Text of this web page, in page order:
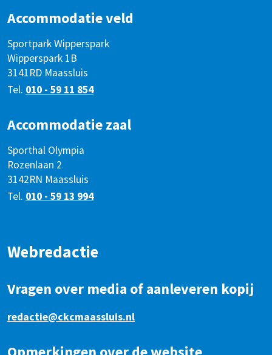
Accommodatie veld
Sportpark Wipperspark
Wipperspark 1B
3141RD Maassluis
Tel. 010 - 59 11 854
Accommodatie zaal
Sporthal Olympia
Rozenlaan 2
3142RN Maassluis
Tel. 010 - 59 13 994
Webredactie
Vragen over media of aanleveren kopij
redactie@ckcmaassluis.nl